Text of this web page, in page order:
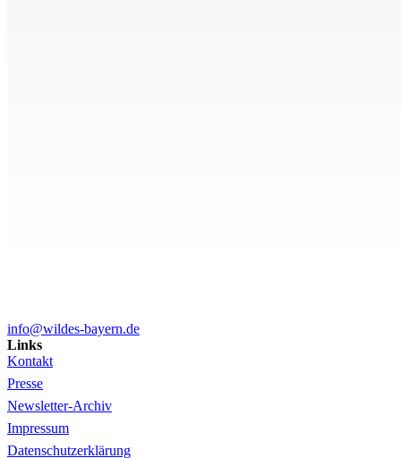
info@wildes-bayern.de
Links
Kontakt
Presse
Newsletter-Archiv
Impressum
Datenschutzerklärung